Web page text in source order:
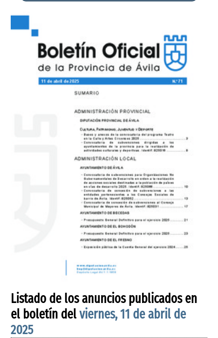
Listado de los anuncios publicados en
el boletín delviernes, 11 de abril de
2025